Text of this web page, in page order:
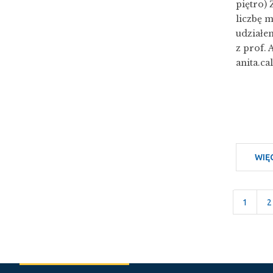
piętro)
liczbę
z prof.
Strona
1 2